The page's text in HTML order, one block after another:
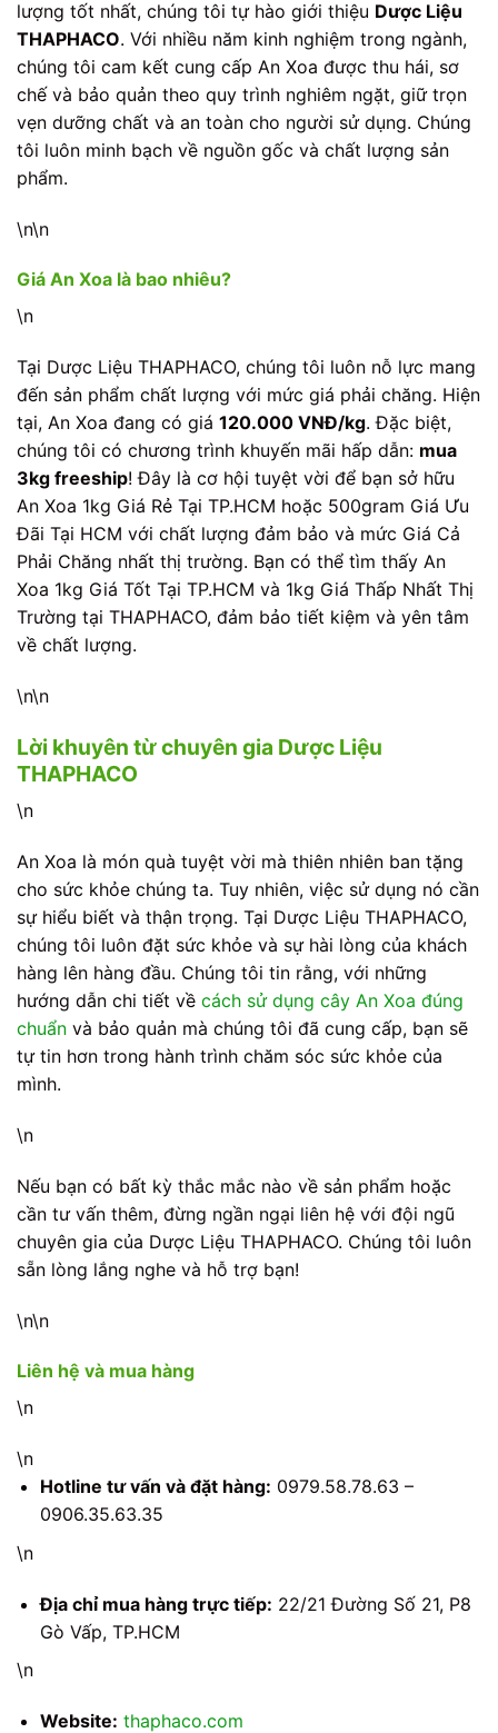
lượng tốt nhất, chúng tôi tự hào giới thiệu Dược Liệu
THAPHACO. Với nhiều năm kinh nghiệm trong ngành,
chúng tôi cam kết cung cấp An Xoa được thu hái, sơ
chế và bảo quản theo quy trình nghiêm ngặt, giữ trọn
vẹn dưỡng chất và an toàn cho người sử dụng. Chúng
tôi luôn minh bạch về nguồn gốc và chất lượng sản
phẩm.
\n\n
Giá An Xoa là bao nhiêu?
\n
Tại Dược Liệu THAPHACO, chúng tôi luôn nỗ lực mang
đến sản phẩm chất lượng với mức giá phải chăng. Hiện
tại, An Xoa đang có giá 120.000 VNĐ/kg. Đặc biệt,
chúng tôi có chương trình khuyến mãi hấp dẫn: mua
3kg freeship! Đây là cơ hội tuyệt vời để bạn sở hữu
An Xoa 1kg Giá Rẻ Tại TP.HCM hoặc 500gram Giá Ưu
Đãi Tại HCM với chất lượng đảm bảo và mức Giá Cả
Phải Chăng nhất thị trường. Bạn có thể tìm thấy An
Xoa 1kg Giá Tốt Tại TP.HCM và 1kg Giá Thấp Nhất Thị
Trường tại THAPHACO, đảm bảo tiết kiệm và yên tâm
về chất lượng.
\n\n
Lời khuyên từ chuyên gia Dược Liệu
THAPHACO
\n
An Xoa là món quà tuyệt vời mà thiên nhiên ban tặng
cho sức khỏe chúng ta. Tuy nhiên, việc sử dụng nó cần
sự hiểu biết và thận trọng. Tại Dược Liệu THAPHACO,
chúng tôi luôn đặt sức khỏe và sự hài lòng của khách
hàng lên hàng đầu. Chúng tôi tin rằng, với những
hướng dẫn chi tiết về cách sử dụng cây An Xoa đúng
chuẩn và bảo quản mà chúng tôi đã cung cấp, bạn sẽ
tự tin hơn trong hành trình chăm sóc sức khỏe của
mình.
\n
Nếu bạn có bất kỳ thắc mắc nào về sản phẩm hoặc
cần tư vấn thêm, đừng ngần ngại liên hệ với đội ngũ
chuyên gia của Dược Liệu THAPHACO. Chúng tôi luôn
sẵn lòng lắng nghe và hỗ trợ bạn!
\n\n
Liên hệ và mua hàng
\n
\n
Hotline tư vấn và đặt hàng: 0979.58.78.63 –
0906.35.63.35
\n
Địa chỉ mua hàng trực tiếp: 22/21 Đường Số 21, P8
Gò Vấp, TP.HCM
\n
Website: thaphaco.com